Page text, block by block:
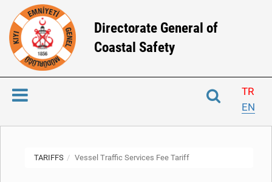
Directorate General of
Coastal Safety
TR
EN
TARIFFS Vessel Traffic Services Fee Tariff